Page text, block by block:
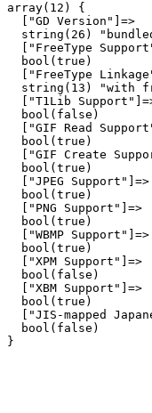
array(12) {
  ["GD Version"]=>
string(26)
["FreeType
  bool(true)
["FreeType
string(13) "with
["T1Lib
  bool(false)
["GIF Read
  bool(true)
["GIF Create
  bool(true)
  ["JPEG Support"]=>
  bool(true)
  ["PNG Support"]=>
  bool(true)
  ["WBMP Support"]=>
  bool(true)
  ["XPM Support"]=>
  bool(false)
  ["XBM Support"]=>
  bool(true)
["JIS-mapped
  bool(false)